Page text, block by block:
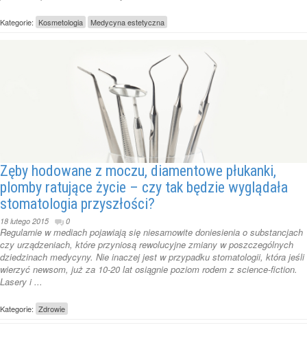
Kategorie: Kosmetologia Medycyna estetyczna
Zęby hodowane z moczu, diamentowe płukanki,
plomby ratujące życie – czy tak będzie wyglądała
stomatologia przyszłości?
18 lutego 2015 0
Regularnie w mediach pojawiają się niesamowite doniesienia o substancjach
czy urządzeniach, które przyniosą rewolucyjne zmiany w poszczególnych
dziedzinach medycyny. Nie inaczej jest w przypadku stomatologii, która jeśli
wierzyć newsom, już za 10-20 lat osiągnie poziom rodem z science-fiction.
Lasery i ...
Kategorie: Zdrowie